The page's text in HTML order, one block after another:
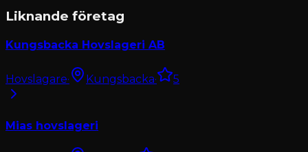
Liknande företag
Kungsbacka Hovslageri AB
Hovslagare· Kungsbacka· 5
Mias hovslageri